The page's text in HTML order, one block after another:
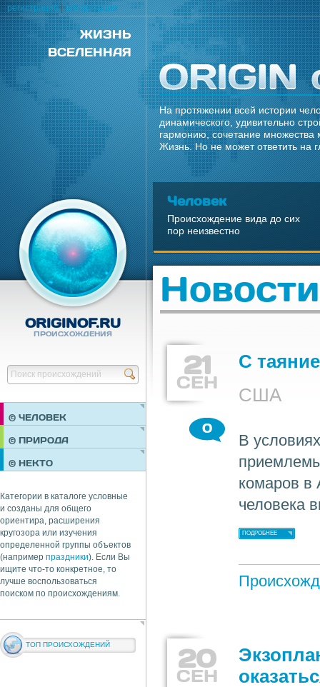
ЖИЗНЬ
ВСЕЛЕННАЯ
На протяжении всей истории
динамического, удивительно
гармонию, сочетание множества
Жизнь. Но не может ответить на
Человек
Происхождение вида до сих
пор неизвестно
ORIGINOF.RU
ПРОИСХОЖДЕНИЯ
Найти
© ЧЕЛОВЕК
ПРАЗДНИКИ
ОБЩЕСТВО
© ПРИРОДА
© НЕКТО
Категории в каталоге условные
и созданы для общего
ориентира, расширения
кругозора или изучения
определенной группы объектов
(например праздники). Если Вы
ищите что-то конкретное, то
лучше воспользоваться
поиском по происхождениям.
ТОП ПРОИСХОЖДЕНИЙ
Новости
21
СЕН
С
США
0
В
комаров в
человека
ПОДРОБНЕЕ
20
СЕН
регистрация|авторизация